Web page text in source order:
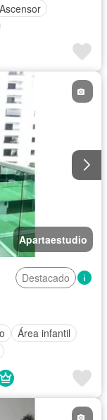
Ascensor
Apartaestudio
Destacado
Área infantil